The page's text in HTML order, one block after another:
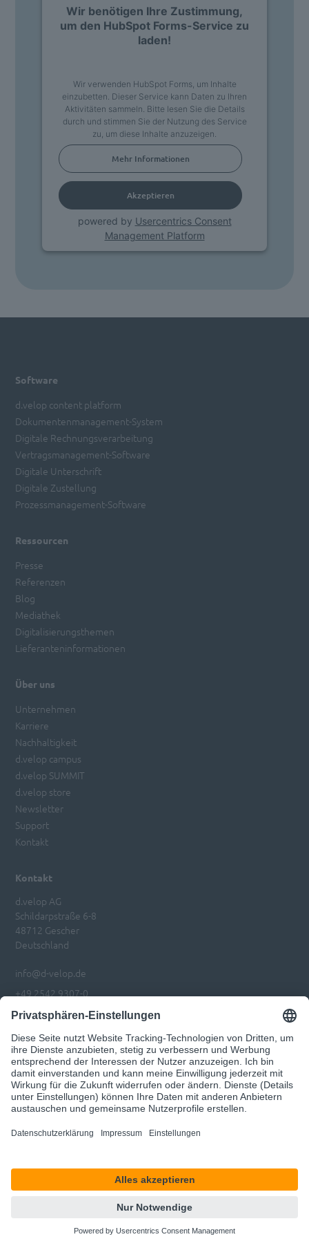
Wir benötigen Ihre Zustimmung,
um den HubSpot Forms-Service zu
laden!
Wir verwenden HubSpot Forms, um Inhalte
einzubetten. Dieser Service kann Daten zu Ihren
Aktivitäten sammeln. Bitte lesen Sie die Details
durch und stimmen Sie der Nutzung des Service
zu, um diese Inhalte anzuzeigen.
Mehr Informationen
Akzeptieren
powered by Usercentrics Consent
Management Platform
Kontakt
d.velop AG
Schildarpstraße 6-8
48712 Gescher
Deutschland
info@d-velop.de
+49 2542 9307-0
Software
d.velop content platform
Dokumentenmanagement-System
Digitale Rechnungsverarbeitung
Vertragsmanagement-Software
Digitale Unterschrift
Digitale Zustellung
Prozessmanagement-Software
Ressourcen
Presse
Referenzen
Blog
Mediathek
Digitalisierungsthemen
Lieferanteninformationen
Über uns
Unternehmen
Karriere
Nachhaltigkeit
d.velop campus
d.velop SUMMIT
d.velop store
Newsletter
Support
Kontakt
Impressum
© 2026 d.velop
Unser Angebot richtet sich ausschließlich an Geschäftskunden.